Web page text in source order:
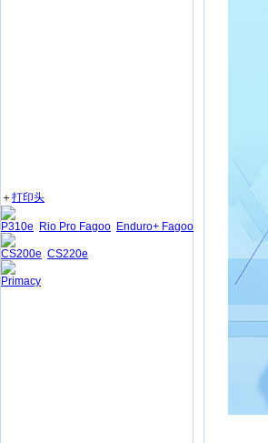
＋打印头
P310e Rio Pro Fagoo Enduro+ Fagoo
CS200e CS220e
Primacy